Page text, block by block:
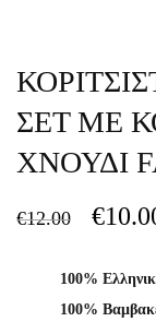
ΣΕΤ ΜΕ
ΧΝΟΥΔΙ
€12.00 €
100%
100%